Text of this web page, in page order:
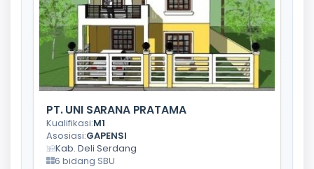
PT. UNI SARANA PRATAMA
Kualifikasi:M1
Asosiasi:GAPENSI
Kab. Deli Serdang
6 bidang SBU